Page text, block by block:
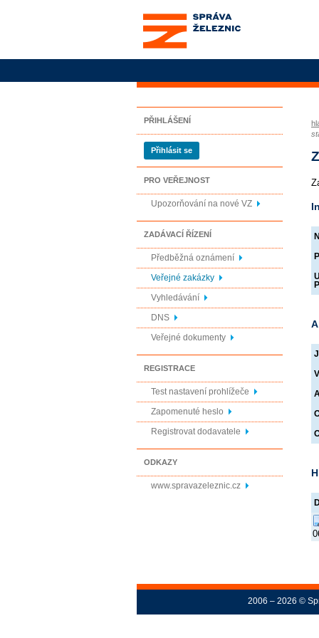
Správa železnic, státní
organizace
PŘIHLÁŠENÍ
Přihlásit se
PRO VEŘEJNOST
Upozorňování na nové VZ
ZADÁVACÍ ŘÍZENÍ
Předběžná oznámení
Veřejné zakázky
Vyhledávání
DNS
Veřejné dokumenty
REGISTRACE
Test nastavení prohlížeče
Zapomenuté heslo
Registrovat dodavatele
ODKAZY
www.spravazeleznic.cz
2006 – 2026 ©